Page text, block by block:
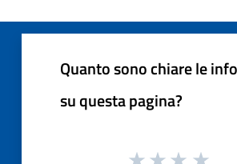
Quanto sono chiare le
su questa pagina?